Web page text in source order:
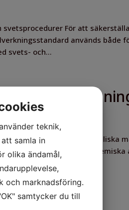
svetsprocedurer För att
används både
svets- och...
av
beläggningar på metalliska
tuber eller kärl. Den
teknik,
samla in
olika ändamål,
och marknadsföring.
samtycker du till